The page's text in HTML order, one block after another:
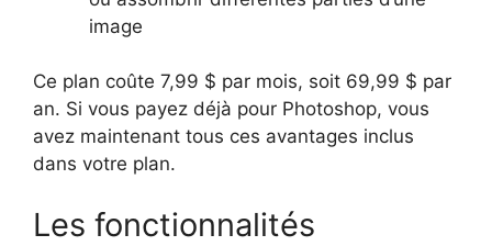
image
Ce plan coûte 7,99 $ par mois, soit 69,99 $ par
an. Si vous payez déjà pour Photoshop, vous
avez maintenant tous ces avantages inclus
dans votre plan.
Les fonctionnalités